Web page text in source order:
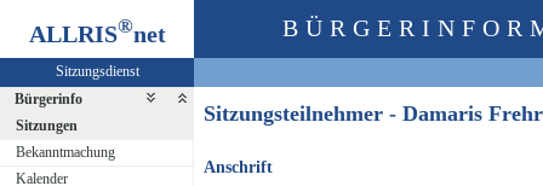
ALLRIS®net
Sitzungsdienst
Bürgerinfo
Sitzungen
Bekanntmachung
Kalender
Sitzungsteilnehmer - Damaris
Anschrift